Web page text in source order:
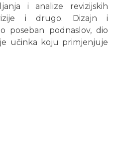
i analize revizijskih
i drugo. Dizajn i
poseban podnaslov, dio
učinka koju primjenjuje